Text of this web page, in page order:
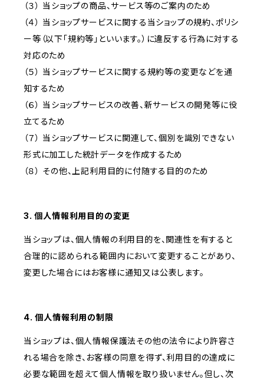
（３） 当ショップの商品、サービス等のご案内のため
（４） 当ショップサービスに関する当ショップの規約、ポリシ
ー等（以下「規約等」といいます。）に違反する行為に対する
対応のため
（５） 当ショップサービスに関する規約等の変更などを通
知するため
（６） 当ショップサービスの改善、新サービスの開発等に役
立てるため
（７） 当ショップサービスに関連して、個別を識別できない
形式に加工した統計データを作成するため
（８） その他、上記利用目的に付随する目的のため
3. 個人情報利用目的の変更
当ショップは、個人情報の利用目的を、関連性を有すると
合理的に認められる範囲内において変更することがあり、
変更した場合にはお客様に通知又は公表します。
4. 個人情報利用の制限
当ショップは、個人情報保護法その他の法令により許容さ
れる場合を除き、お客様の同意を得ず、利用目的の達成に
必要な範囲を超えて個人情報を取り扱いません。但し、次